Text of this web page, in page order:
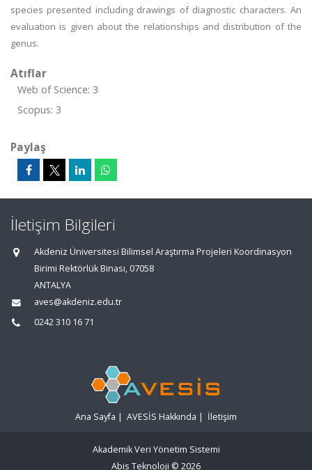
species presented including drawings of diagnostic characters. An
evaluation is given about the relationships and distribution of the
genus.
Atıflar
Web of Science: 3
Scopus: 3
Paylaş
İletişim Bilgileri
Akdeniz Üniversitesi Bilimsel Araştırma Projeleri Koordinasyon
Birimi Rektörlük Binası, 07058
ANTALYA
aves@akdeniz.edu.tr
0242 310 16 71
Ana Sayfa | AVESİS Hakkında | İletişim
Akademik Veri Yönetim Sistemi
Abis Teknoloji © 2026